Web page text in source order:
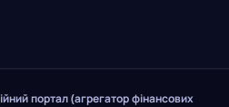
портал (агрегатор фінансових